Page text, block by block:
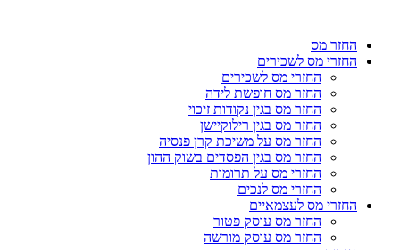
החזר מס
החזרי מס לשכירים
החזרי מס לשכירים
החזר מס חופשת לידה
החזר מס בגין נקודות זיכוי
החזר מס בגין רילוקיישן
החזר מס על משיכת קרן פנסיה
החזר מס בגין הפסדים בשוק ההון
החזרי מס על תרומות
החזרי מס לנכים
החזרי מס לעצמאיים
החזר מס עוסק פטור
החזר מס עוסק מורשה